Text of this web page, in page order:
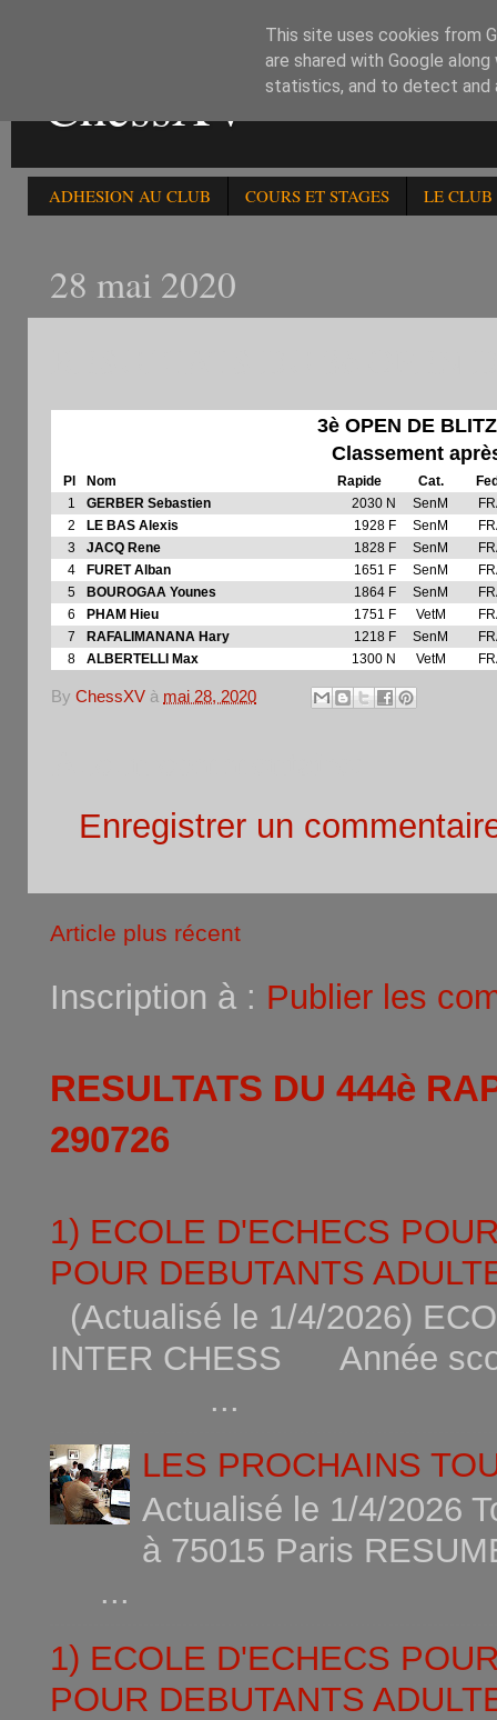
ChessXV
ADHESION AU CLUB COURS ET STAGES LE CLUB
28 mai 2020
3è OPEN DE
Classement
Pl Nom Rapide Cat.
1
GERBER Sebastien 2030 N SenM
2
LE BAS Alexis 1928 F SenM
3
JACQ Rene 1828 F SenM
4
FURET Alban 1651 F SenM
5
BOUROGAA Younes 1864 F SenM
6
PHAM Hieu 1751 F VetM
7
RAFALIMANANA Hary 1218 F SenM
8
ALBERTELLI Max 1300 N VetM
By ChessXV à mai 28, 2020
Enregistrer un
Article plus récent
Inscription à : Publier les
RESULTATS DU 444è
290726
1) ECOLE D'ECHECS
POUR DEBUTANTS
(Actualisé le 1/4/2026)
INTER CHESS Année
...
LES PROCHAINS
Actualisé le 1/4/2026
à 75015
...
1) ECOLE D'ECHECS
POUR DEBUTANTS
This site uses cookies from
are shared with Google
statistics, and to detect and